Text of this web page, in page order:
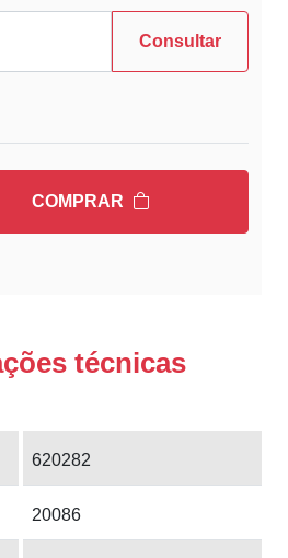
Consultar
COMPRAR
técnicas
620282
20086